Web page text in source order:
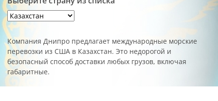
Компания Днипро предлагает международные морские
перевозки из США в Казахстан. Это недорогой и
безопасный способ доставки любых грузов, включая
габаритные.